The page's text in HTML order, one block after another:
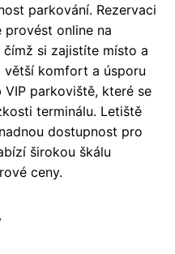
parkování. Rezervaci
provést online na
si zajistíte místo a
větší komfort a úsporu
parkoviště, které se
terminálu. Letiště
dostupnost pro
širokou škálu
ceny.